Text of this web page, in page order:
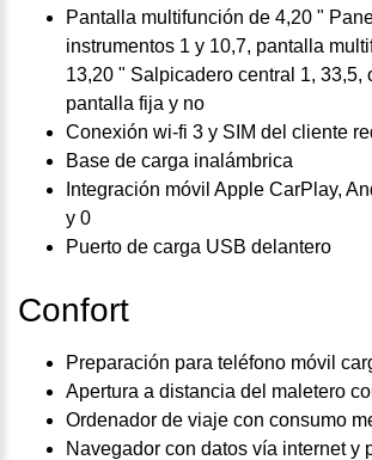
Pantalla multifunción de 4,20 "
instrumentos 1 y 10,7, pantalla
13,20 " Salpicadero central 1, 33,5,
pantalla fija y no
Conexión wi-fi 3 y SIM del cliente
Base de carga inalámbrica
Integración móvil Apple CarPlay,
y 0
Puerto de carga USB delantero
Confort
Preparación para teléfono móvil
Apertura a distancia del maletero
Ordenador de viaje con consumo
Navegador con datos vía internet y